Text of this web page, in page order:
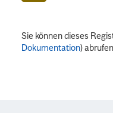
Sie können dieses
Dokumentation)